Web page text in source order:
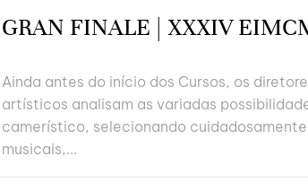
GRAN FINALE | XXXIV
Ainda antes do início dos Cursos, os
artísticos analisam as variadas
camerístico, selecionando
musicais,...